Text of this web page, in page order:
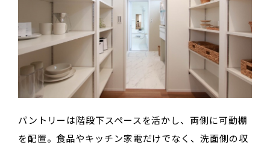
パントリーは階段下スペースを活かし、両側に可動棚
を配置。食品やキッチン家電だけでなく、洗面側の収